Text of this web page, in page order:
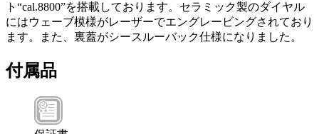
ト“cal.8800”を搭載しております。セラミック製のダイヤル
にはウェーブ模様がレーザーでエングレービングされており
ます。また、裏蓋がシースルーバック仕様になりました。
付属品